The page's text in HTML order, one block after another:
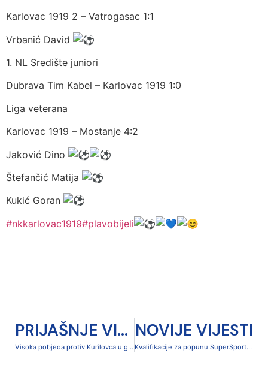
Karlovac 1919 2 – Vatrogasac 1:1
Vrbanić David
1. NL Središte juniori
Dubrava Tim Kabel – Karlovac 1919 1:0
Liga veterana
Karlovac 1919 – Mostanje 4:2
Jaković Dino
Štefančić Matija
Kukić Goran
#nkkarlovac1919#plavobijeli
PRIJAŠNJE VIJESTI
Visoka pobjeda protiv Kurilovca u gostima – 1:4
NOVIJE VIJESTI
Kvalifikacije za popunu SuperSport 2. NL